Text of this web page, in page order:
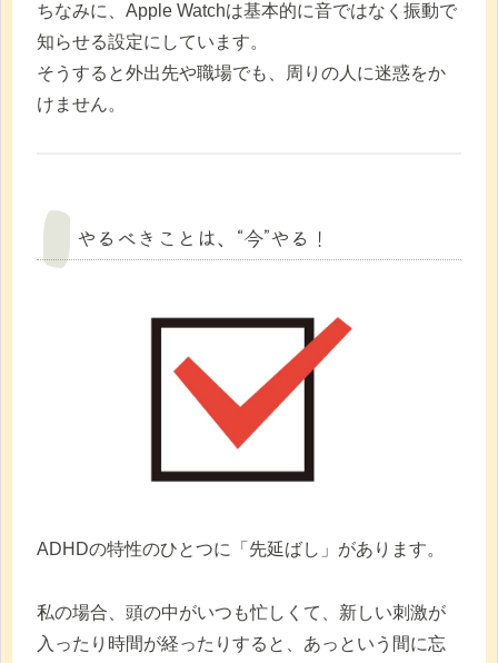
ちなみに、Apple Watchは基本的に音ではなく振動で
知らせる設定にしています。
そうすると外出先や職場でも、周りの人に迷惑をか
けません。
やるべきことは、“今”やる！
ADHDの特性のひとつに「先延ばし」があります。
私の場合、頭の中がいつも忙しくて、新しい刺激が
入ったり時間が経ったりすると、あっという間に忘